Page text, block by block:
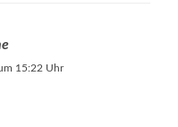
15:22 Uhr